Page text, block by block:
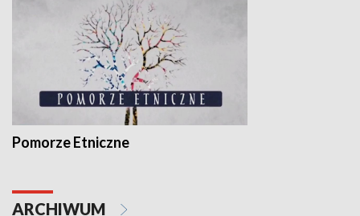
Pomorze Etniczne
ARCHIWUM